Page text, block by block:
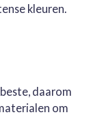
kleuren.
daarom
om